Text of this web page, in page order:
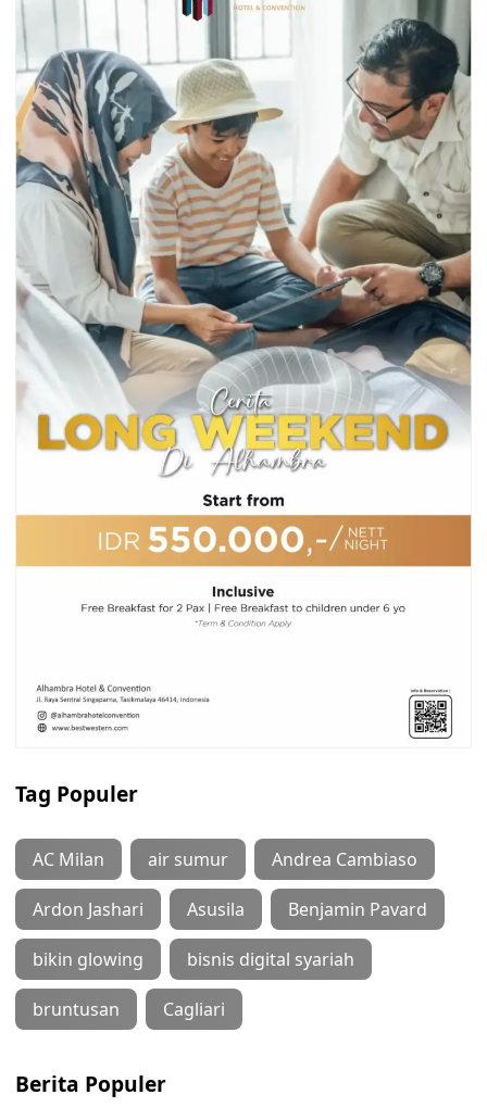
Tag Populer
AC Milan air sumur Andrea Cambiaso
Ardon Jashari Asusila Benjamin Pavard
bikin glowing bisnis digital syariah
bruntusan Cagliari
Berita Populer